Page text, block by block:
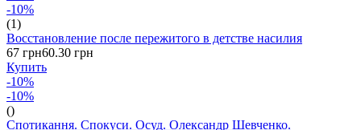
-10%
(1)
Восстановление после пережитого в детстве насилия
67 грн60.30 грн
Купить
-10%
-10%
()
Спотикання. Спокуси. Осуд. Олександр Шевченко.